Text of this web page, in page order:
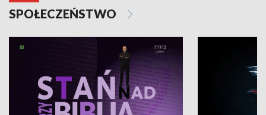
SPOŁECZEŃSTWO